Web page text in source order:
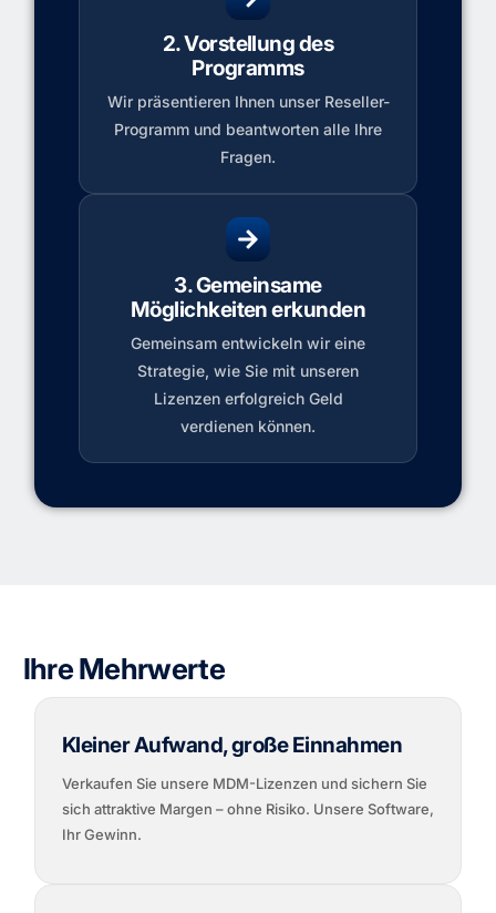
2. Vorstellung des
Programms
Wir präsentieren Ihnen unser Reseller-
Programm und beantworten alle Ihre
Fragen.
3. Gemeinsame
Möglichkeiten erkunden
Gemeinsam entwickeln wir eine
Strategie, wie Sie mit unseren
Lizenzen erfolgreich Geld
verdienen können.
Ihre Mehrwerte
Kleiner Aufwand, große Einnahmen
Verkaufen Sie unsere MDM-Lizenzen und sichern Sie
sich attraktive Margen – ohne Risiko. Unsere Software,
Ihr Gewinn.